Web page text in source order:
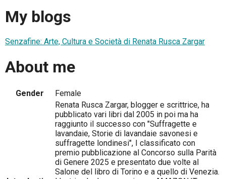
My blogs
Senzafine: Arte, Cultura e Società di Renata Rusca Zargar
About me
Gender Female
Renata Rusca Zargar, blogger e scrittrice, ha
pubblicato vari libri dal 2005 in poi ma ha
raggiunto il successo con "Suffragette e
lavandaie, Storie di lavandaie savonesi e
suffragette londinesi", I classificato con
premio pubblicazione al Concorso sulla Parità
di Genere 2025 e presentato due volte al
Salone del libro di Torino e a quello di Venezia.